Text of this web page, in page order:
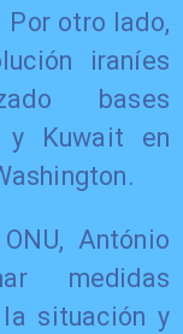
Por otro lado,
iraníes
bases
y Kuwait en
António
medidas
situación y